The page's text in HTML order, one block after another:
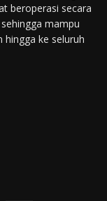
beroperasi secara
mampu
ke seluruh